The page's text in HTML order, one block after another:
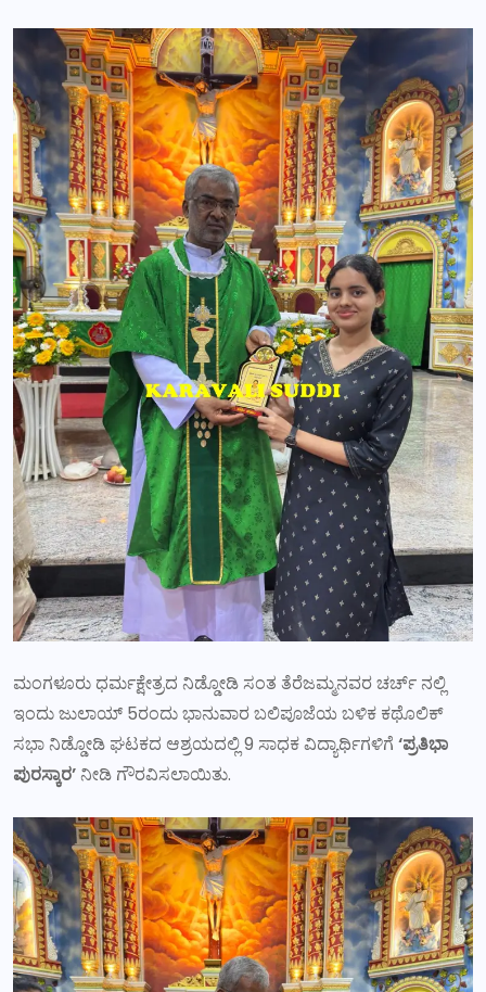
ಮಂಗಳೂರು ಧರ್ಮಕ್ಷೇತ್ರದ ನಿಡ್ಡೋಡಿ ಸಂತ ತೆರೆಜಮ್ಮನವರ ಚರ್ಚ್ ನಲ್ಲಿ
ಇಂದು ಜುಲಾಯ್ 5ರಂದು ಭಾನುವಾರ ಬಲಿಪೂಜೆಯ ಬಳಿಕ ಕಥೊಲಿಕ್
ಸಭಾ ನಿಡ್ಡೋಡಿ ಘಟಕದ ಆಶ್ರಯದಲ್ಲಿ 9 ಸಾಧಕ ವಿದ್ಯಾರ್ಥಿಗಳಿಗೆ ‘ಪ್ರತಿಭಾ
ಪುರಸ್ಕಾರ’ನೀಡಿ ಗೌರವಿಸಲಾಯಿತು.